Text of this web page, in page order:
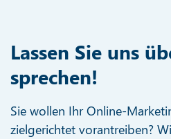
Lassen Sie uns
sprechen!
Sie wollen Ihr Online-
zielgerichtet vorantreiben?